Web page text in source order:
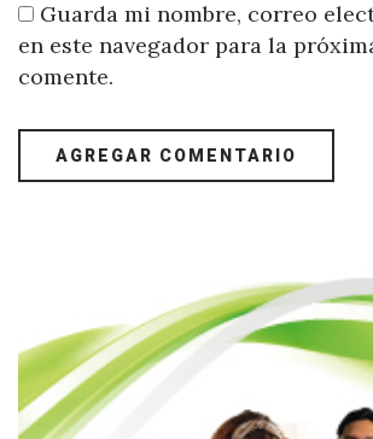
Guarda mi nombre, correo
en este navegador para la
comente.